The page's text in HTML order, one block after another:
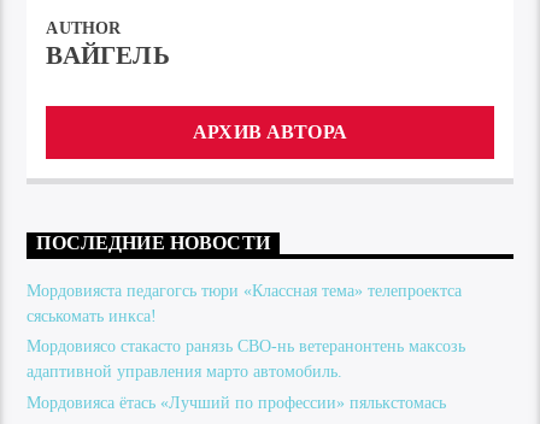
AUTHOR
ВАЙГЕЛЬ
АРХИВ АВТОРА
ПОСЛЕДНИЕ НОВОСТИ
Мордовияста педагогсь тюри «Классная тема» телепроектса
сяськомать инкса!
Мордовиясо стакасто ранязь СВО-нь ветеранонтень максозь
адаптивной управления марто автомобиль.
Мордовияса ётась «Лучший по профессии» пялькстомась